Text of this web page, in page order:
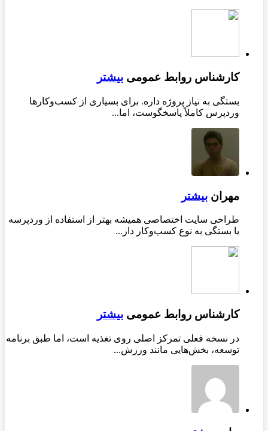
کارشناس روابط عمومی بیشتر
بستگی به نیاز پروژه داره. برای بسیاری از کسب‌وکارها
وردپرس کاملاً پاسخگوست، اما...
مهران بیشتر
طراحی سایت اختصاصی همیشه بهتر از استفاده از وردپرسه
یا بستگی به نوع کسب‌وکار دار...
کارشناس روابط عمومی بیشتر
در نسخه فعلی تمرکز اصلی روی تغذیه است، اما طبق برنامه
توسعه، بخش‌هایی مانند ورزش...